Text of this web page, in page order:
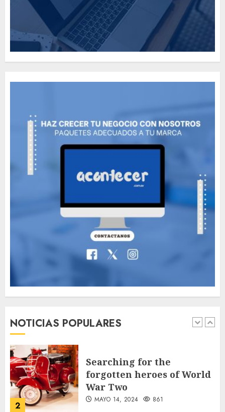
NOTICIAS POPULARES
How Many of These Italian
MAYO 14, 2024 811
Need to Know About the
Classic Cars in a Retro
Movie?
The full story of
Thailand’s extraordinary
cave rescue
MAYO 14, 2024
1
Jorge Messi, el hombre
que acompañó a Lionel
AGOSTO 8, 2026
2
Searching for the
forgotten heroes of World
War Two
MAYO 14, 2024 861